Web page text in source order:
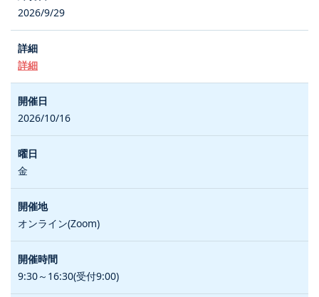
2026/9/29
詳細
2026/10/16
金
オンライン(Zoom)
9:30～16:30(受付9:00)